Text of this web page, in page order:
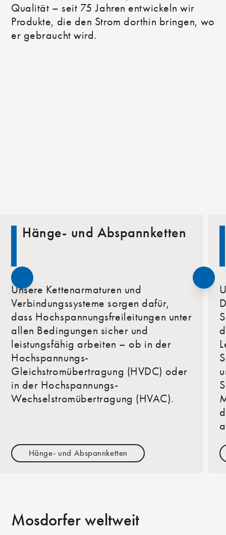
Qualität – seit 75 Jahren entwickeln wir
Produkte, die den Strom dorthin bringen, wo
er gebraucht wird.
Hänge- und Abspannketten
Unsere Kettenarmaturen und
Verbindungssysteme sorgen dafür,
dass Hochspannungsfreileitungen unter
allen Bedingungen sicher und
leistungsfähig arbeiten – ob in der
Hochspannungs-
Gleichstromübertragung (HVDC) oder
in der Hochspannungs-
Wechselstromübertragung (HVAC).
Hänge- und Abspannketten
Mosdorfer weltweit